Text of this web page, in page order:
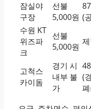
잠실야
구장
선불
5,000원 (
수원 KT
위즈파
크
선불
5,000원
고척스
카이돔
경기 시
내부 불
가
(